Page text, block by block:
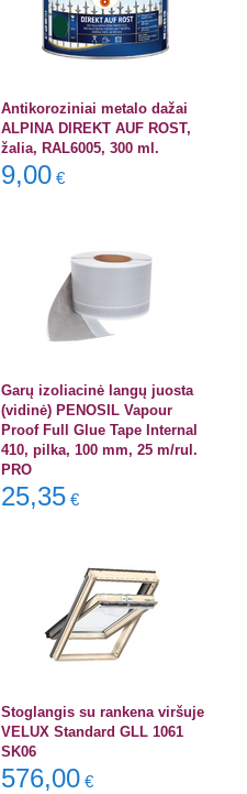
Antikoroziniai metalo dažai
ALPINA DIREKT AUF ROST,
žalia, RAL6005, 300 ml.
9,00 €
Garų izoliacinė langų juosta
(vidinė) PENOSIL Vapour
Proof Full Glue Tape Internal
410, pilka, 100 mm, 25 m/rul.
PRO
25,35 €
Stoglangis su rankena viršuje
VELUX Standard GLL 1061
SK06
576,00 €